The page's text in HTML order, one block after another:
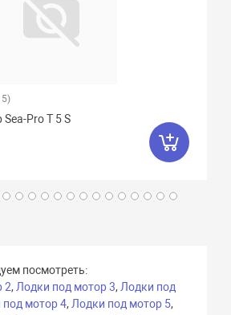
Pro Т 5 S
посмотреть:
2, Лодки под мотор 3, Лодки под
под мотор 4, Лодки под мотор 5,